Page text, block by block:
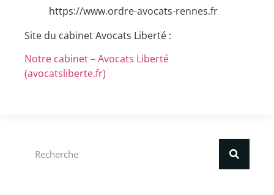
https://www.ordre-avocats-rennes.fr
Site du cabinet Avocats Liberté :
Notre cabinet – Avocats Liberté
(avocatsliberte.fr)